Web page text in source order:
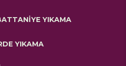
YIKAMA
YIKAMA